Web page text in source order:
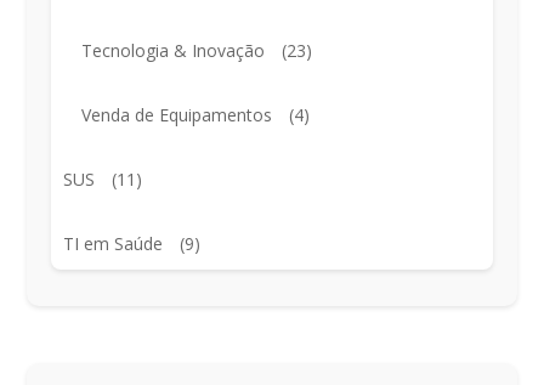
Tecnologia & Inovação (23)
Venda de Equipamentos (4)
SUS (11)
TI em Saúde (9)